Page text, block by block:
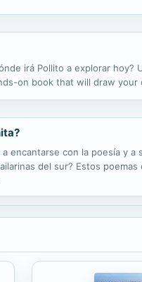
irá Pollito a explorar
on book that will draw
encantarse con la poesía y
del sur? Estos